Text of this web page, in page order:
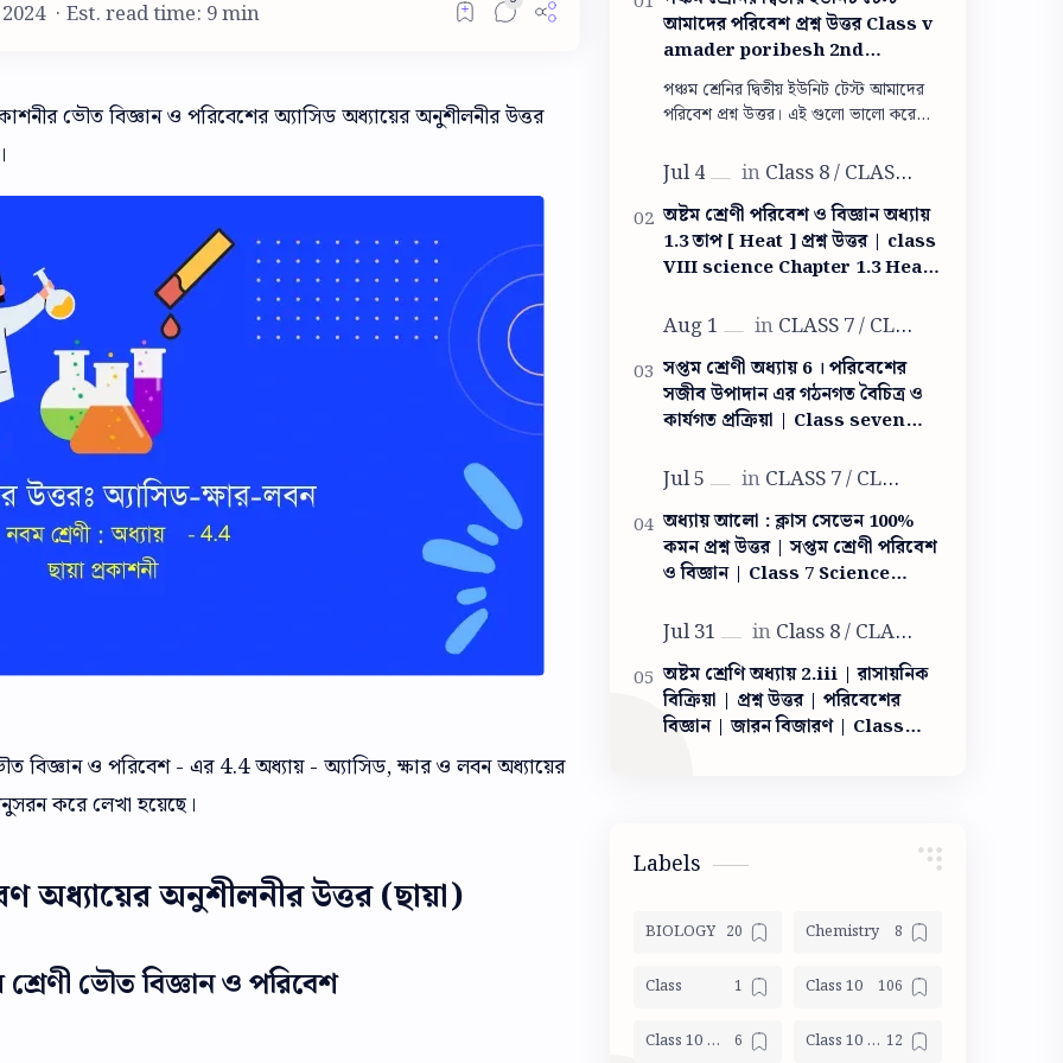
Est. read time: 9 min
ভৌত বিজ্ঞান ও পরিবেশের অ্যাসিড অধ্যায়ের অনুশীলনীর উত্তর
ও পরিবেশ - এর 4.4 অধ্যায় - অ্যাসিড, ক্ষার ও লবন অধ্যায়ের
করে লেখা হয়েছে।
অধ্যায়ের অনুশীলনীর উত্তর (ছায়া)
ভৌত বিজ্ঞান ও পরিবেশ
আমাদের পরিবেশ প্রশ্ন উত্তর Class v
amader poribesh 2nd
summative question answer
পঞ্চম শ্রেনির দ্বিতীয় ইউনিট টেস্ট আমাদের
পরিবেশ প্রশ্ন উত্তর। এই গুলো ভালো করে
পারবে। পঞ্চম শ্রেনির দ্বিতী…
অষ্টম শ্রেণী পরিবেশ ও বিজ্ঞান অধ্যায়
1.3 তাপ [ Heat ] প্রশ্ন উত্তর | class
VIII science Chapter 1.3 Heat
সপ্তম শ্রেণী অধ্যায় 6 । পরিবেশের
সজীব উপাদান এর গঠনগত বৈচিত্র ও
কার্যগত প্রক্রিয়া | Class seven
অধ্যায় আলো : ক্লাস সেভেন 100%
কমন প্রশ্ন উত্তর | সপ্তম শ্রেণী পরিবেশ
ও বিজ্ঞান | Class 7 Science
ক্লাস সেভেন
অষ্টম শ্রেণি অধ্যায় 2.iii | রাসায়নিক
বিক্রিয়া | প্রশ্ন উত্তর | পরিবেশের
বিজ্ঞান | জারন বিজারণ | Class
Labels
BIOLOGY Chemistry
Class Class 10
Class 10 Geography Class 10 Life Science Mocktest